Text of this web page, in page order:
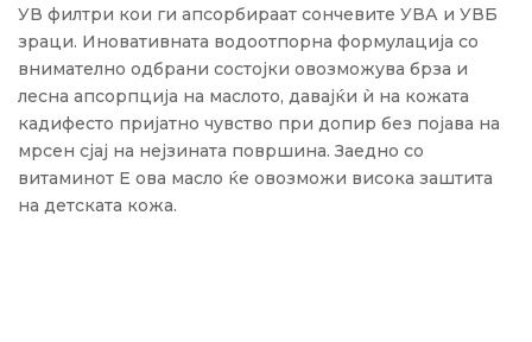
УВ филтри кои ги апсорбираат сончевите УВА и УВБ
зраци. Иновативната водоотпорна формулација со
внимателно одбрани состојки овозможува брза и
лесна апсорпција на маслото, давајќи ѝ на кожата
кадифесто пријатно чувство при допир без појава на
мрсен сјај на нејзината површина. Заедно со
витаминот Е ова масло ќе овозможи висока заштита
на детската кожа.